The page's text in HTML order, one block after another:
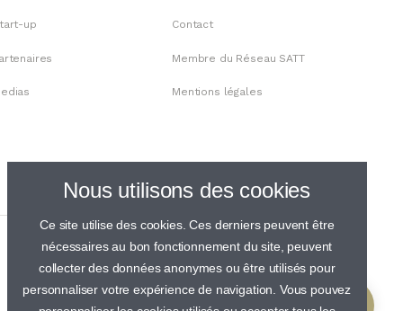
up Contact
Membre du Réseau SATT
Mentions légales
Nous utilisons des cookies
Ce site utilise des cookies. Ces derniers peuvent être
nécessaires au bon fonctionnement du site, peuvent
collecter des données anonymes ou être utilisés pour
personnaliser votre expérience de navigation. Vous pouvez